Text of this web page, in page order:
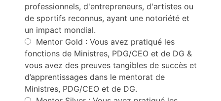
professionnels, d'entrepreneurs, d'artistes ou
de sportifs reconnus, ayant une notoriété et
un impact mondial.
Mentor Gold : Vous avez pratiqué les
fonctions de Ministres, PDG/CEO et de DG &
vous avez des preuves tangibles de succès et
d’apprentissages dans le mentorat de
Ministres, PDG/CEO et de DG.